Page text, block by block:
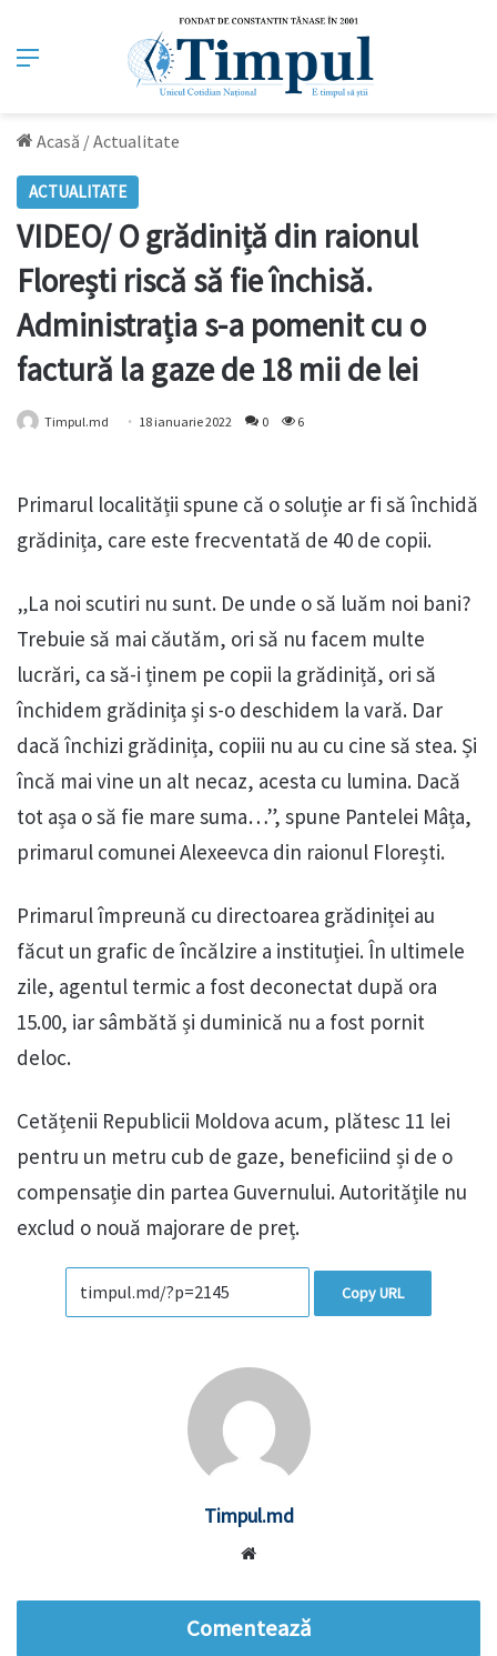
Meniu
Acasă /Actualitate
ACTUALITATE
VIDEO/ O grădiniță din raionul
Florești riscă să fie închisă.
Administrația s-a pomenit cu o
factură la gaze de 18 mii de lei
Timpul.md 18 ianuarie 2022 0 6
Primarul localității spune că o soluție ar fi să închidă
grădinița, care este frecventată de 40 de copii.
„La noi scutiri nu sunt. De unde o să luăm noi bani?
Trebuie să mai căutăm, ori să nu facem multe
lucrări, ca să-i ținem pe copii la grădiniță, ori să
închidem grădinița și s-o deschidem la vară. Dar
dacă închizi grădinița, copiii nu au cu cine să stea. Și
încă mai vine un alt necaz, acesta cu lumina. Dacă
tot așa o să fie mare suma…”, spune Pantelei Mâța,
primarul comunei Alexeevca din raionul Florești.
Primarul împreună cu directoarea grădiniței au
făcut un grafic de încălzire a instituției. În ultimele
zile, agentul termic a fost deconectat după ora
15.00, iar sâmbătă și duminică nu a fost pornit
deloc.
Cetățenii Republicii Moldova acum, plătesc 11 lei
pentru un metru cub de gaze, beneficiind și de o
compensație din partea Guvernului. Autoritățile nu
exclud o nouă majorare de preț.
Copy URL
Timpul.md
Comentează